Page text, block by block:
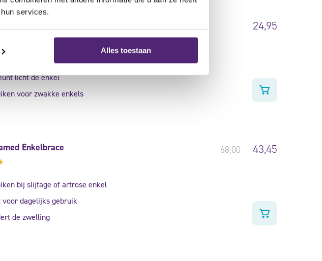
services.
Alles toestaan
24,95
licht de enkel
voor zwakke enkels
Enkelbrace 68,00 43,45
bij slijtage of artrose enkel
voor dagelijks gebruik
de zwelling